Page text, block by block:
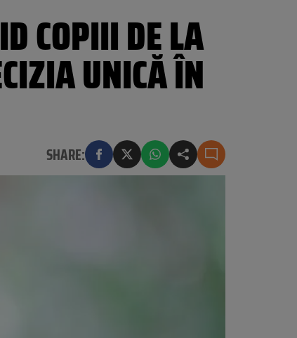
COPIII DE LA
UNICĂ ÎN
SHARE: